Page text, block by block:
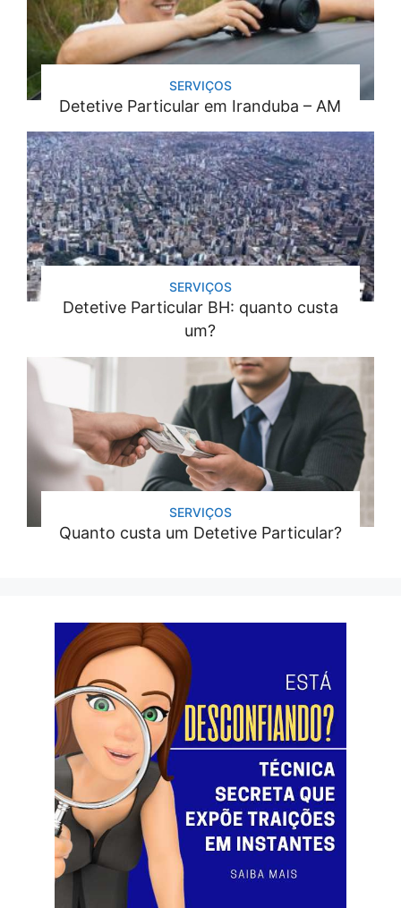
SERVIÇOS
Detetive Particular em Iranduba – AM
SERVIÇOS
Detetive Particular BH: quanto custa
um?
SERVIÇOS
Quanto custa um Detetive Particular?